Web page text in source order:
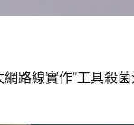
網路線實作”工具殺